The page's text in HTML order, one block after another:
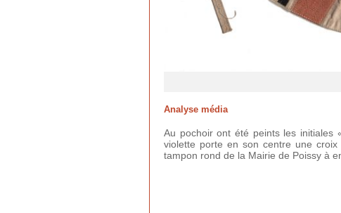
Analyse média
Au pochoir ont été peints les initiales
violette porte en son centre une
tampon rond de la Mairie de Poissy à